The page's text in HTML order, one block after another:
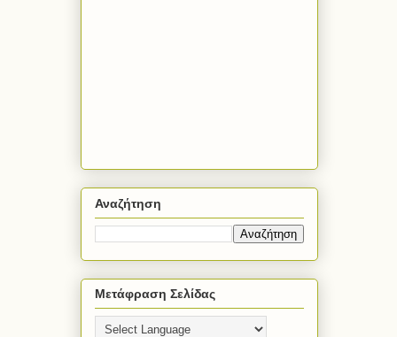
Αναζήτηση
Μετάφραση Σελίδας